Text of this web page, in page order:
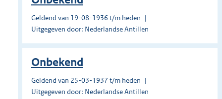
Geldend van 19-08-1936 t/m heden
Uitgegeven door: Nederlandse Antillen
Onbekend
Geldend van 25-03-1937 t/m heden
Uitgegeven door: Nederlandse Antillen